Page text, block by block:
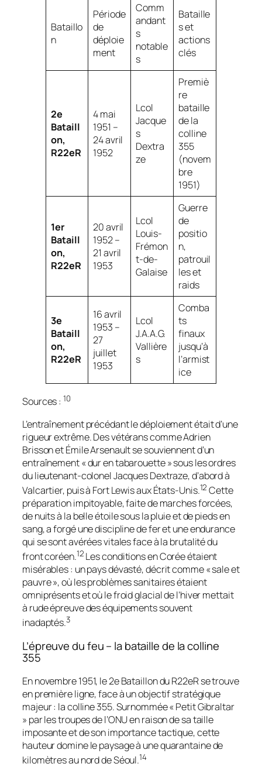
Bataillo
n
Période
de
déploie
ment
Comm
andant
s
notable
s
Bataille
s et
actions
clés
2e
Bataill
on,
R22eR
4 mai
1951 –
24 avril
1952
Lcol
Jacque
s
Dextra
ze
Premiè
re
bataille
de la
colline
355
(novem
bre
1951)
1er
Bataill
on,
R22eR
20 avril
1952 –
21 avril
1953
Lcol
Louis-
Frémon
t-de-
Galaise
Guerre
de
positio
n,
patrouil
les et
raids
3e
Bataill
on,
R22eR
16 avril
1953 –
27
juillet
1953
Lcol
J.A.A.G.
Vallière
s
Comba
ts
finaux
jusqu’à
l’armist
ice
Sources : 10
L’entraînement précédant le déploiement était d’une
rigueur extrême. Des vétérans comme Adrien
Brisson et Émile Arsenault se souviennent d’un
entraînement « dur en tabarouette » sous les ordres
du lieutenant-colonel Jacques Dextraze, d’abord à
Valcartier, puis à Fort Lewis aux États-Unis.12 Cette
préparation impitoyable, faite de marches forcées,
de nuits à la belle étoile sous la pluie et de pieds en
sang, a forgé une discipline de fer et une endurance
qui se sont avérées vitales face à la brutalité du
front coréen.12 Les conditions en Corée étaient
misérables : un pays dévasté, décrit comme « sale et
pauvre », où les problèmes sanitaires étaient
omniprésents et où le froid glacial de l’hiver mettait
à rude épreuve des équipements souvent
inadaptés.3
L’épreuve du feu – la bataille de la colline
355
En novembre 1951, le 2e Bataillon du R22eR se trouve
en première ligne, face à un objectif stratégique
majeur : la colline 355. Surnommée « Petit Gibraltar
» par les troupes de l’ONU en raison de sa taille
imposante et de son importance tactique, cette
hauteur domine le paysage à une quarantaine de
kilomètres au nord de Séoul.14